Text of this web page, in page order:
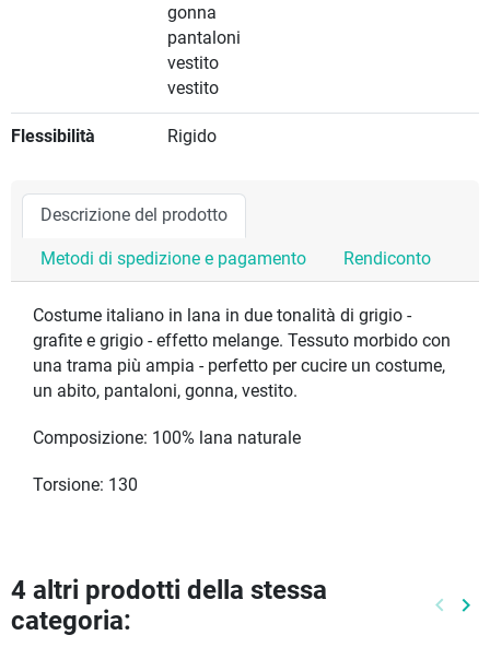
gonna
pantaloni
vestito
vestito
Flessibilità Rigido
Descrizione del prodotto
Metodi di spedizione e pagamento Rendiconto
Costume italiano in lana in due tonalità di grigio -
grafite e grigio - effetto melange. Tessuto morbido con
una trama più ampia - perfetto per cucire un costume,
un abito, pantaloni, gonna, vestito.
Composizione: 100% lana naturale
Torsione: 130
4 altri prodotti della stessa
categoria:
keyboard_arrow_left keyboard_arrow_right